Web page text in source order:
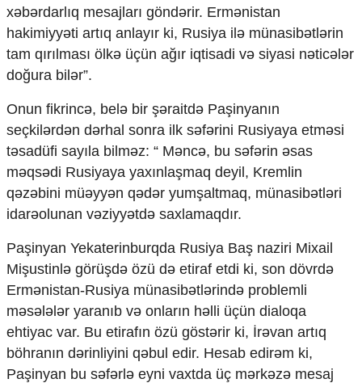
xəbərdarlıq mesajları göndərir. Ermənistan
hakimiyyəti artıq anlayır ki, Rusiya ilə münasibətlərin
tam qırılması ölkə üçün ağır iqtisadi və siyasi nəticələr
doğura bilər”.
Onun fikrincə, belə bir şəraitdə Paşinyanın
seçkilərdən dərhal sonra ilk səfərini Rusiyaya etməsi
təsadüfi sayıla bilməz: “ Məncə, bu səfərin əsas
məqsədi Rusiyaya yaxınlaşmaq deyil, Kremlin
qəzəbini müəyyən qədər yumşaltmaq, münasibətləri
idarəolunan vəziyyətdə saxlamaqdır.
Paşinyan Yekaterinburqda Rusiya Baş naziri Mixail
Mişustinlə görüşdə özü də etiraf etdi ki, son dövrdə
Ermənistan-Rusiya münasibətlərində problemli
məsələlər yaranıb və onların həlli üçün dialoqa
ehtiyac var. Bu etirafın özü göstərir ki, İrəvan artıq
böhranın dərinliyini qəbul edir. Hesab edirəm ki,
Paşinyan bu səfərlə eyni vaxtda üç mərkəzə mesaj